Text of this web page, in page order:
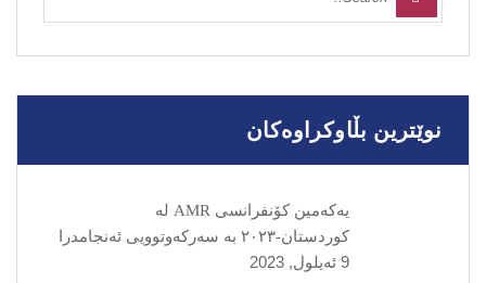
نوێترین بڵاوکراوەکان
یەکەمین کۆنفرانسی AMR لە
کوردستان-٢٠٢٣ بە سەرکەوتوویی ئەنجامدرا
9 ئه‌یلول, 2023